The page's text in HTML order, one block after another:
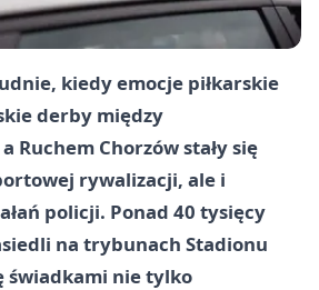
kiedy emocje piłkarskie
derby między
a Ruchem Chorzówstały się
rywalizacji, ale i
policji. Ponad 40 tysięcy
na trybunach Stadionu
świadkami nie tylko